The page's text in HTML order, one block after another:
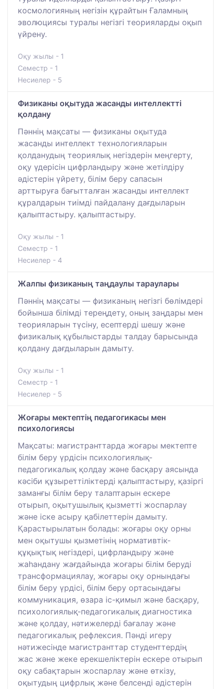
космологияның негізін құрайтын Ғаламның
эволюциясы туралы негізгі теорияларды оқып
үйрену.
Оқу жылы - 1
Семестр - 1
Несиелер - 5
Физиканы оқытуда жасанды интеллектті
қолдану
Пәннің мақсаты — физиканы оқытуда
жасанды интеллект технологияларын
қолданудың теориялық негіздерін меңгерту,
оқу үдерісін цифрландыру және жетілдіру
әдістерін үйрету, білім беру сапасын
арттыруға бағытталған жасанды интеллект
құралдарын тиімді пайдалану дағдыларын
қалыптастыру. қалыптастыру.
Оқу жылы - 1
Семестр - 1
Несиелер - 4
Жалпы физиканың таңдаулы тараулары
Пәннің мақсаты — физиканың негізгі бөлімдері
бойынша білімді тереңдету, оның заңдары мен
теорияларын түсіну, есептерді шешу және
физикалық құбылыстарды талдау барысында
қолдану дағдыларын дамыту.
Оқу жылы - 1
Семестр - 1
Несиелер - 5
Жоғары мектептің педагогикасы мен
психологиясы
Мақсаты: магистранттарда жоғары мектепте
білім беру үрдісін психологиялық-
педагогикалық қолдау және басқару аясында
кәсіби құзыреттіліктерді қалыптастыру, қазіргі
заманғы білім беру талаптарын ескере
отырып, оқытушылық қызметті жоспарлау
және іске асыру қабілеттерін дамыту.
Қарастырылатын болады: жоғары оқу орны
мен оқытушы қызметінің нормативтік-
құқықтық негіздері, цифрландыру және
жаһандану жағдайында жоғары білім беруді
трансформациялау, жоғары оқу орнындағы
білім беру үрдісі, білім беру ортасындағы
коммуникация, өзара іс-қимыл және басқару,
психологиялық-педагогикалық диагностика
және қолдау, нәтижелерді бағалау және
педагогикалық рефлексия. Пәнді игеру
нәтижесінде магистранттар студенттердің
жас және жеке ерекшеліктерін ескере отырып
оқу сабақтарын жоспарлау және өткізу,
оқытудың цифрлық және белсенді әдістерін